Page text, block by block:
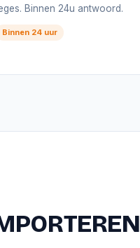
Binnen 24u antwoord.
Binnen 24 uur